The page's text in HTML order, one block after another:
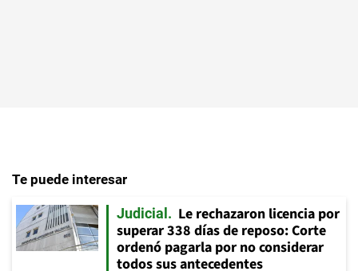
Te puede interesar
Judicial
Le rechazaron licencia por
superar 338 días de reposo: Corte
ordenó pagarla por no considerar
todos sus antecedentes